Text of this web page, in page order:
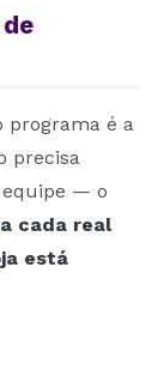
programa é a
precisa
— o
cada real
está